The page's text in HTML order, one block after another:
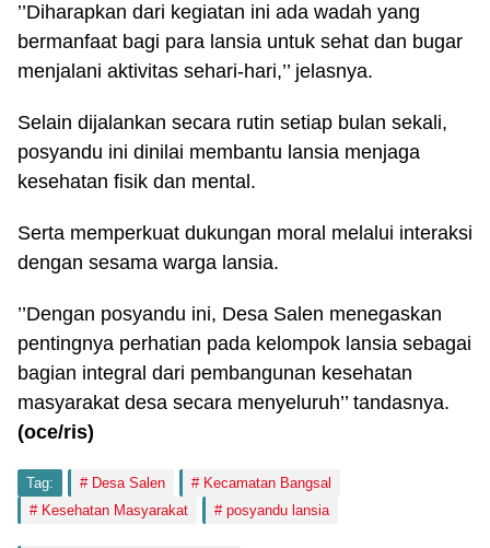
’’Diharapkan dari kegiatan ini ada wadah yang
bermanfaat bagi para lansia untuk sehat dan bugar
menjalani aktivitas sehari-hari,’’ jelasnya.
Selain dijalankan secara rutin setiap bulan sekali,
posyandu ini dinilai membantu lansia menjaga
kesehatan fisik dan mental.
Serta memperkuat dukungan moral melalui interaksi
dengan sesama warga lansia.
’’Dengan posyandu ini, Desa Salen menegaskan
pentingnya perhatian pada kelompok lansia sebagai
bagian integral dari pembangunan kesehatan
masyarakat desa secara menyeluruh’’ tandasnya.
(oce/ris)
Tag: Desa Salen
Kecamatan Bangsal
Kesehatan Masyarakat
posyandu lansia